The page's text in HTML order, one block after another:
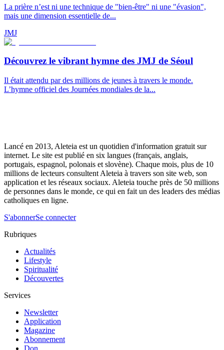
La prière n’est ni une technique de "bien-être" ni une "évasion",
mais une dimension essentielle de...
JMJ
Découvrez le vibrant hymne des JMJ de Séoul
Il était attendu par des millions de jeunes à travers le monde.
L’hymne officiel des Journées mondiales de la...
Lancé en 2013, Aleteia est un quotidien d'information gratuit sur
internet. Le site est publié en six langues (français, anglais,
portugais, espagnol, polonais et slovène). Chaque mois, plus de 10
millions de lecteurs consultent Aleteia à travers son site web, son
application et les réseaux sociaux. Aleteia touche près de 50 millions
de personnes dans le monde, ce qui en fait un des leaders des médias
catholiques en ligne.
S'abonnerSe connecter
Rubriques
Actualités
Lifestyle
Spiritualité
Découvertes
Services
Newsletter
Application
Magazine
Abonnement